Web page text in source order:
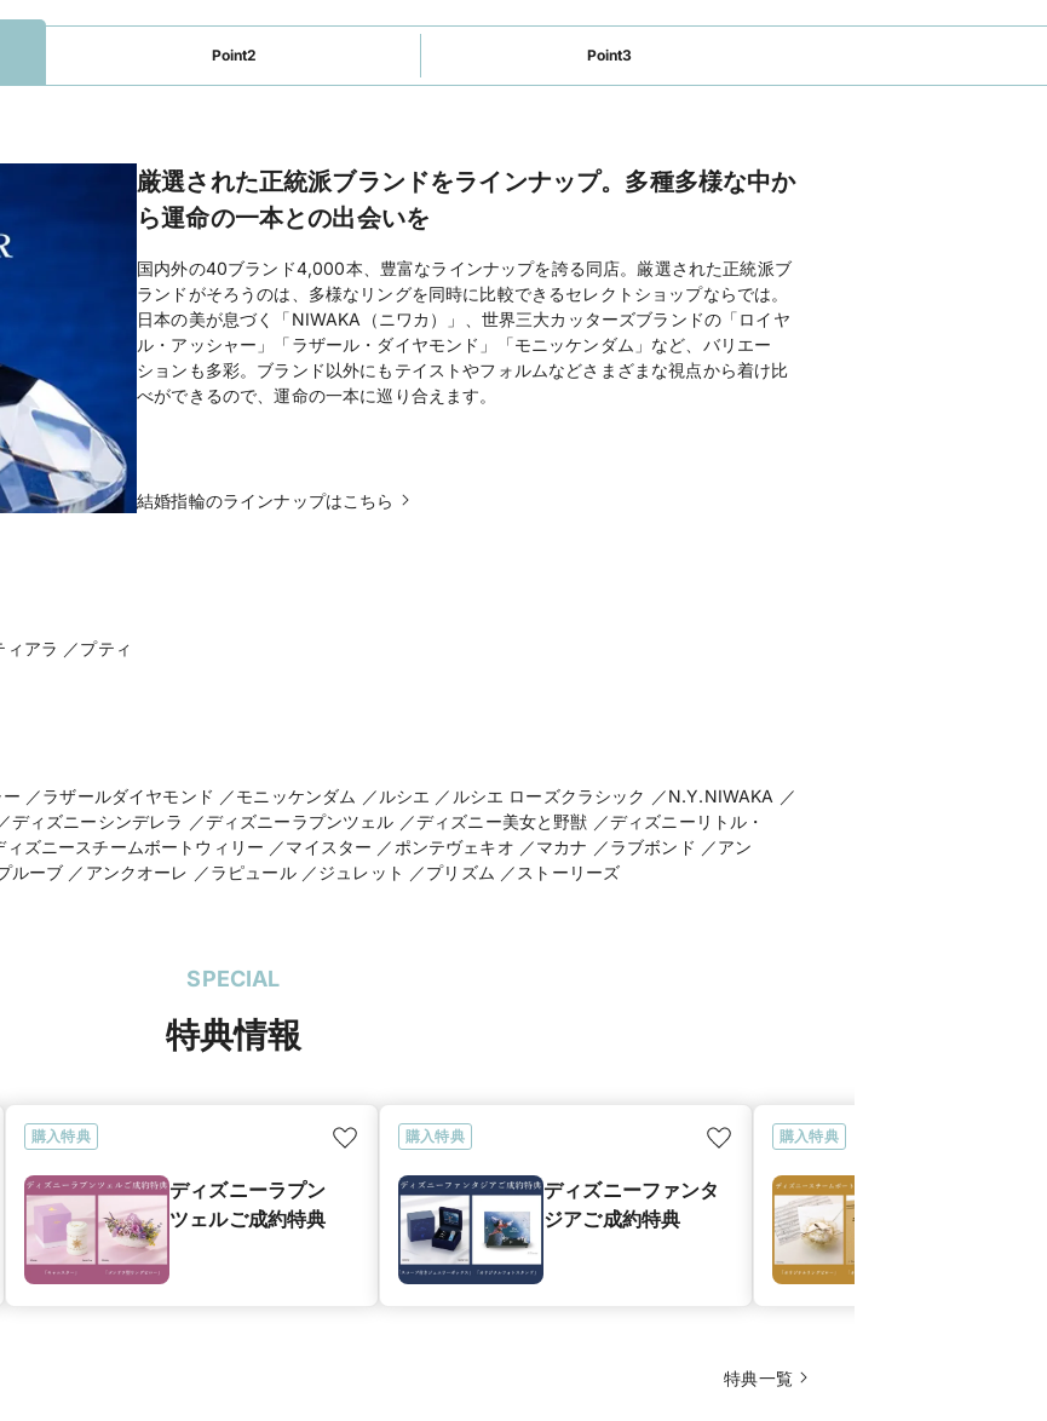
Point2 Point3
厳選された正統派ブランドをラインナップ。多種多様な中か
ら運命の一本との出会いを
国内外の40ブランド4,000本、豊富なラインナップを誇る同店。厳選された正統派ブ
ランドがそろうのは、多様なリングを同時に比較できるセレクトショップならでは。
日本の美が息づく「NIWAKA（ニワカ）」、世界三大カッターズブランドの「ロイヤ
ル・アッシャー」「ラザール・ダイヤモンド」「モニッケンダム」など、バリエー
ションも多彩。ブランド以外にもテイストやフォルムなどさまざまな視点から着け比
べができるので、運命の一本に巡り合えます。
結婚指輪のラインナップはこちら
アラ ／プティ
／ラザールダイヤモンド ／モニッケンダム ／ルシエ ／ルシエ ローズクラシック ／N.Y.NIWAKA ／
ィズニーシンデレラ ／ディズニーラプンツェル ／ディズニー美女と野獣 ／ディズニーリトル・
ズニースチームボートウィリー ／マイスター ／ポンテヴェキオ ／マカナ ／ラブボンド ／アン
ルーブ ／アンクオーレ ／ラピュール ／ジュレット ／プリズム ／ストーリーズ
SPECIAL
特典情報
購入特典
ディズニーラプン
ツェルご成約特典
購入特典
ディズニーファンタ
ジアご成約特典
購入特典
特典一覧